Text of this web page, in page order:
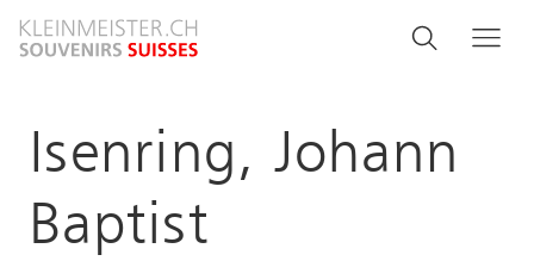
zum
Search
Suche
Isenring, Johann
Baptist